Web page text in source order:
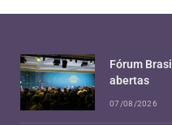
Fórum
abertas
07/08/2026